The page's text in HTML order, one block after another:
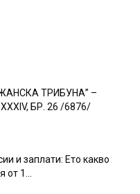
ТРИБУНА” –
БР. 26 /6876/
и заплати: Ето какво
1...